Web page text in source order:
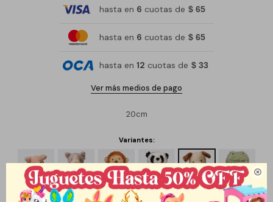

hasta en 6 cuotas de $ 65
hasta en 6 cuotas de $ 65
hasta en 12 cuotas de $ 33
Ver más medios de pago
20cm
Variantes: